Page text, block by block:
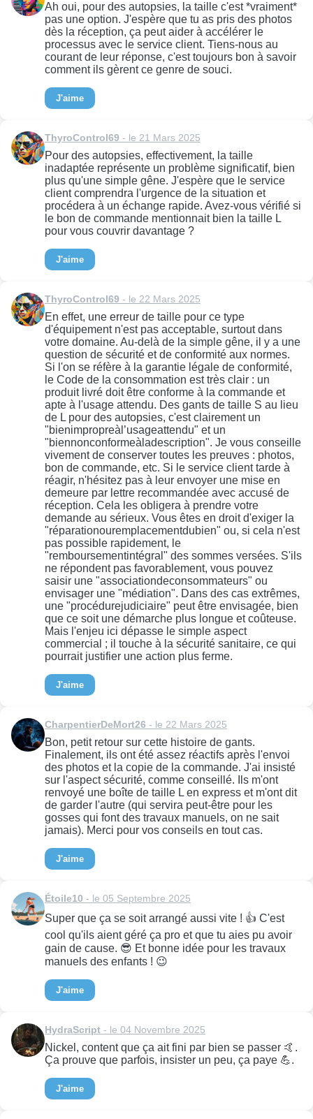
Ah oui, pour des autopsies, la taille c'est *vraiment*
pas une option. J'espère que tu as pris des photos
dès la réception, ça peut aider à accélérer le
processus avec le service client. Tiens-nous au
courant de leur réponse, c'est toujours bon à savoir
comment ils gèrent ce genre de souci.
J'aime
ThyroControl69 - le 21 Mars 2025
Pour des autopsies, effectivement, la taille
inadaptée représente un problème significatif, bien
plus qu'une simple gêne. J'espère que le service
client comprendra l'urgence de la situation et
procédera à un échange rapide. Avez-vous vérifié si
le bon de commande mentionnait bien la taille L
pour vous couvrir davantage ?
J'aime
ThyroControl69 - le 22 Mars 2025
En effet, une erreur de taille pour ce type
d'équipement n'est pas acceptable, surtout dans
votre domaine. Au-delà de la simple gêne, il y a une
question de sécurité et de conformité aux normes.
Si l'on se réfère à la garantie légale de conformité,
le Code de la consommation est très clair : un
produit livré doit être conforme à la commande et
apte à l'usage attendu. Des gants de taille S au lieu
de L pour des autopsies, c'est clairement un
"bienimpropreàl’usageattendu" et un
"biennonconformeàladescription". Je vous conseille
vivement de conserver toutes les preuves : photos,
bon de commande, etc. Si le service client tarde à
réagir, n'hésitez pas à leur envoyer une mise en
demeure par lettre recommandée avec accusé de
réception. Cela les obligera à prendre votre
demande au sérieux. Vous êtes en droit d'exiger la
"réparationouremplacementdubien" ou, si cela n'est
pas possible rapidement, le
"remboursementintégral" des sommes versées. S'ils
ne répondent pas favorablement, vous pouvez
saisir une "associationdeconsommateurs" ou
envisager une "médiation". Dans des cas extrêmes,
une "procédurejudiciaire" peut être envisagée, bien
que ce soit une démarche plus longue et coûteuse.
Mais l'enjeu ici dépasse le simple aspect
commercial ; il touche à la sécurité sanitaire, ce qui
pourrait justifier une action plus ferme.
J'aime
CharpentierDeMort26 - le 22 Mars 2025
Bon, petit retour sur cette histoire de gants.
Finalement, ils ont été assez réactifs après l'envoi
des photos et la copie de la commande. J'ai insisté
sur l'aspect sécurité, comme conseillé. Ils m'ont
renvoyé une boîte de taille L en express et m'ont dit
de garder l'autre (qui servira peut-être pour les
gosses qui font des travaux manuels, on ne sait
jamais). Merci pour vos conseils en tout cas.
J'aime
Étoile10 - le 05 Septembre 2025
Super que ça se soit arrangé aussi vite ! 👍 C'est
cool qu'ils aient géré ça pro et que tu aies pu avoir
gain de cause. 😎 Et bonne idée pour les travaux
manuels des enfants ! 😉
J'aime
HydraScript - le 04 Novembre 2025
Nickel, content que ça ait fini par bien se passer 🤙.
Ça prouve que parfois, insister un peu, ça paye 💪.
J'aime